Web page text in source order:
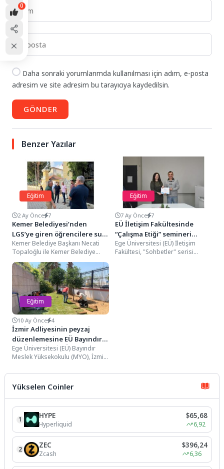
Daha sonraki yorumlarımda kullanılması için adım, e-posta
adresim ve site adresim bu tarayıcıya kaydedilsin.
GÖNDER
Benzer Yazılar
Eğitim
2 Ay Önce 7
Kemer Belediyesi’nden
LGS’ye giren öğrencilere su
ve şeker
Kemer Belediye Başkanı Necati
Topaloğlu ile Kemer Belediye
Başkan Yardımcısı Semih Top,
Kemer Belediyesi Kültür...
Eğitim
7 Ay Önce 7
EÜ İletişim Fakültesinde
“Çalışma Etiği” semineri
düzenlendi
Ege Üniversitesi (EÜ) İletişim
Fakültesi, "Sohbetler" serisi
Eğitim
10 Ay Önce 4
İzmir Adliyesinin peyzaj
düzenlemesine EÜ Bayındır
MYO’dan destek
Ege Üniversitesi (EÜ) Bayındır
Meslek Yüksekokulu (MYO), İzmir
Alanının peyzaj yenileme...
Yükselen Coinler
1 HYPE
Hyperliquid
$65,68
6,92
2 ZEC
Zcash
$396,24
6,36
0